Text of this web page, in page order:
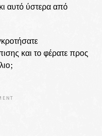
αυτό ύστερα από
και το φέρατε προς